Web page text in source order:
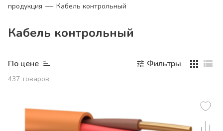
продукция — Кабель контрольный
Кабель контрольный
По цене
437 товаров
Фильтры